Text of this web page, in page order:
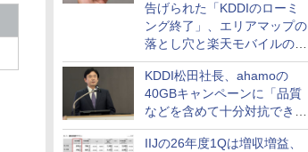
告げられた「KDDIのローミ
ング終了」、エリアマップの
落とし穴と楽天モバイルの課
題
KDDI松田社長、ahamoの
40GBキャンペーンに「品質
などを含めて十分対抗でき
る」
IIJの26年度1Qは増収増益、